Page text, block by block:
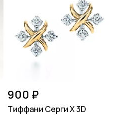
900 ₽
Тиффани Серги X 3D